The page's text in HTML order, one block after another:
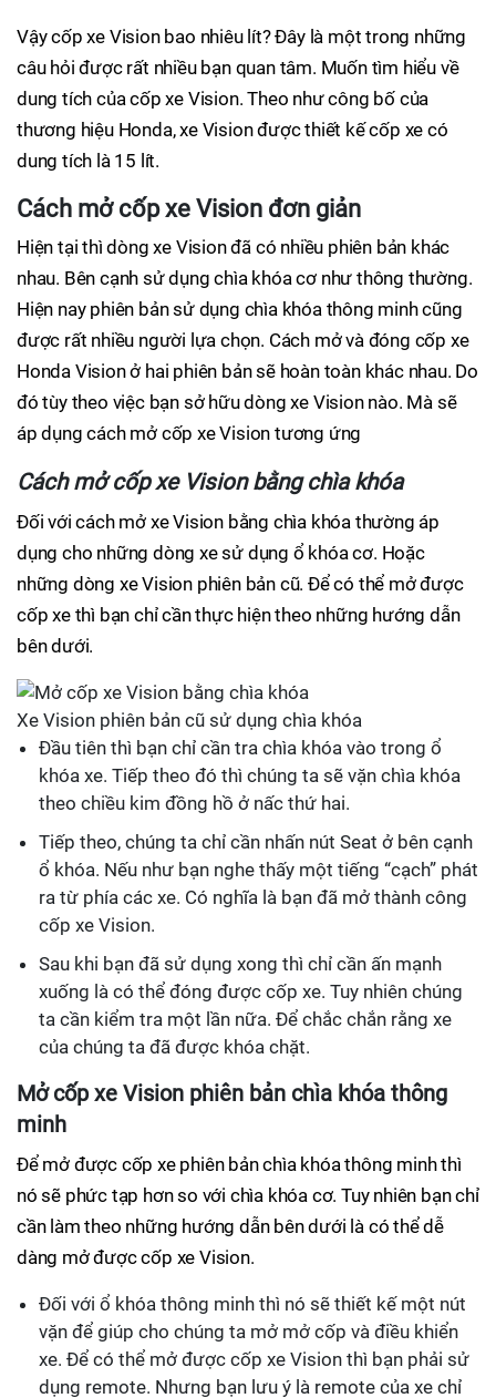
Vậy cốp xe Vision bao nhiêu lít? Đây là một trong những
câu hỏi được rất nhiều bạn quan tâm. Muốn tìm hiểu về
dung tích của cốp xe Vision. Theo như công bố của
thương hiệu Honda, xe Vision được thiết kế cốp xe có
dung tích là 15 lít.
Cách mở cốp xe Vision đơn giản
Hiện tại thì dòng xe Vision đã có nhiều phiên bản khác
nhau. Bên cạnh sử dụng chìa khóa cơ như thông thường.
Hiện nay phiên bản sử dụng chìa khóa thông minh cũng
được rất nhiều người lựa chọn. Cách mở và đóng cốp xe
Honda Vision ở hai phiên bản sẽ hoàn toàn khác nhau. Do
đó tùy theo việc bạn sở hữu dòng xe Vision nào. Mà sẽ
áp dụng cách mở cốp xe Vision tương ứng
Cách mở cốp xe Vision bằng chìa khóa
Đối với cách mở xe Vision bằng chìa khóa thường áp
dụng cho những dòng xe sử dụng ổ khóa cơ. Hoặc
những dòng xe Vision phiên bản cũ. Để có thể mở được
cốp xe thì bạn chỉ cần thực hiện theo những hướng dẫn
bên dưới.
Xe Vision phiên bản cũ sử dụng chìa khóa
Đầu tiên thì bạn chỉ cần tra chìa khóa vào trong ổ
khóa xe. Tiếp theo đó thì chúng ta sẽ vặn chìa khóa
theo chiều kim đồng hồ ở nấc thứ hai.
Tiếp theo, chúng ta chỉ cần nhấn nút Seat ở bên cạnh
ổ khóa. Nếu như bạn nghe thấy một tiếng “cạch” phát
ra từ phía các xe. Có nghĩa là bạn đã mở thành công
cốp xe Vision.
Sau khi bạn đã sử dụng xong thì chỉ cần ấn mạnh
xuống là có thể đóng được cốp xe. Tuy nhiên chúng
ta cần kiểm tra một lần nữa. Để chắc chắn rằng xe
của chúng ta đã được khóa chặt.
Mở cốp xe Vision phiên bản chìa khóa thông
minh
Để mở được cốp xe phiên bản chìa khóa thông minh thì
nó sẽ phức tạp hơn so với chìa khóa cơ. Tuy nhiên bạn chỉ
cần làm theo những hướng dẫn bên dưới là có thể dễ
dàng mở được cốp xe Vision.
Đối với ổ khóa thông minh thì nó sẽ thiết kế một nút
vặn để giúp cho chúng ta mở mở cốp và điều khiển
xe. Để có thể mở được cốp xe Vision thì bạn phải sử
dụng remote. Nhưng bạn lưu ý là remote của xe chỉ